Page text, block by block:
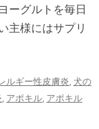
ーグルトを毎日
主様にはサプリ
ルギー性皮膚炎, 犬の
, アポキル, アポキル